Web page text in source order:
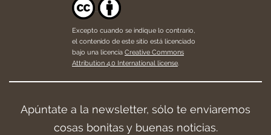
Excepto cuando se indique lo contrario,
el contenido de este sitio está licenciado
bajo una licencia Creative Commons
Attribution 4.0 International license.
Apúntate a la newsletter, sólo te enviaremos
cosas bonitas y buenas noticias.